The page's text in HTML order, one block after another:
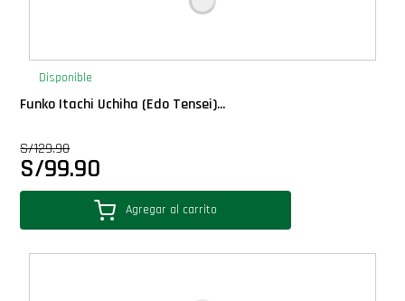
Exclusivos
Gift Cards
Llaveros Pop
Moments
Disponible
Funko Itachi Uchiha (Edo Tensei)...
S/129.90
S/99.90
Agregar al carrito